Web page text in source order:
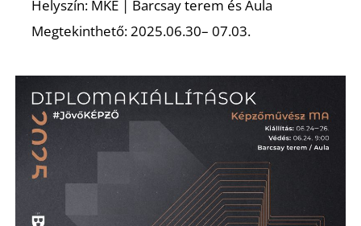
Helyszín: MKE | Barcsay terem és Aula
Megtekinthető: 2025.06.30– 07.03.